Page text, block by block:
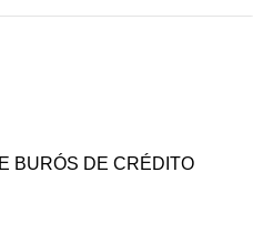
BURÓS DE CRÉDITO